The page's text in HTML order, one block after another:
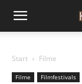
Start Filme
Filme Filmfestivals